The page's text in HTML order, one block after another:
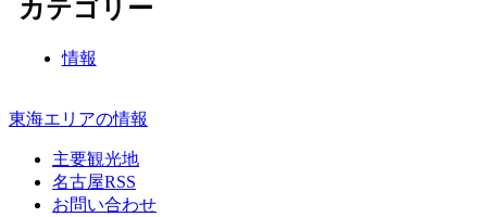
カテゴリー
情報
東海エリアの情報
主要観光地
名古屋RSS
お問い合わせ